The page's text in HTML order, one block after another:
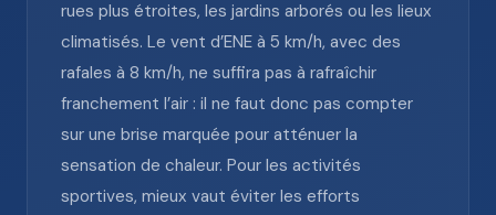
rues plus étroites, les jardins arborés ou les lieux
climatisés. Le vent d’ENE à 5 km/h, avec des
rafales à 8 km/h, ne suffira pas à rafraîchir
franchement l’air : il ne faut donc pas compter
sur une brise marquée pour atténuer la
sensation de chaleur. Pour les activités
sportives, mieux vaut éviter les efforts